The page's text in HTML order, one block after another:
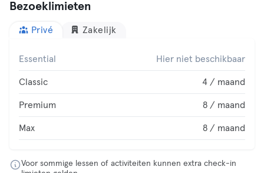
Bezoeklimieten
Privé Zakelijk
Essential Hier niet beschikbaar
Classic 4 / maand
Premium 8 / maand
Max 8 / maand
Voor sommige lessen of activiteiten kunnen extra check-in